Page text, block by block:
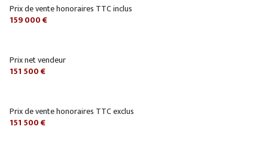
Prix de vente honoraires TTC inclus
159 000 €
Prix net vendeur
151 500 €
Prix de vente honoraires TTC exclus
151 500 €